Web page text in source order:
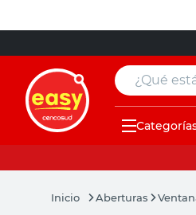
¿Qué estás
Aberturas
muebles